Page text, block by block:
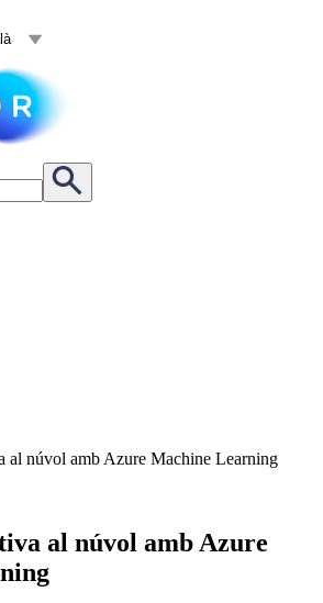
al núvol amb Azure Machine Learning
al núvol amb Azure